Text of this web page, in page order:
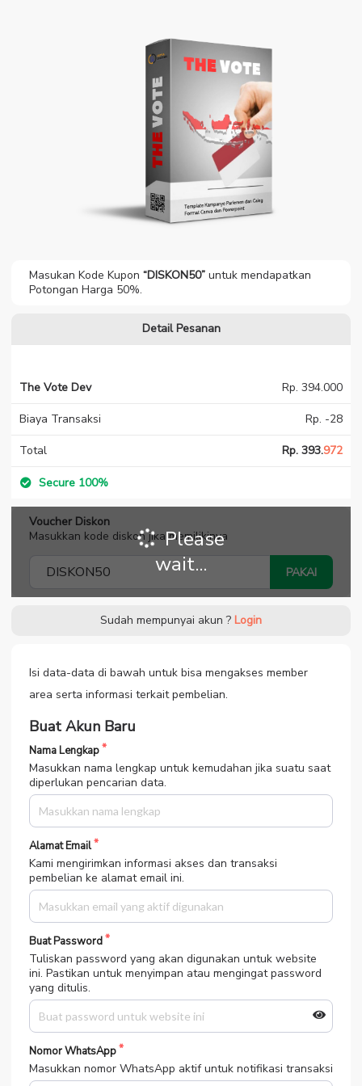
Masukan Kode Kupon “DISKON50” untuk mendapatkan
Potongan Harga 50%.
Detail Pesanan
The Vote Dev Rp. 394.000
Biaya Transaksi Rp. -28
Total Rp. 393.972
Secure 100%
Voucher Diskon
Masukkan kode diskon jika memilikinya
PAKAI
Please
wait...
Sudah mempunyai akun ? Login
Isi data-data di bawah untuk bisa mengakses member
area serta informasi terkait pembelian.
Buat Akun Baru
Nama Lengkap
Masukkan nama lengkap untuk kemudahan jika suatu saat
diperlukan pencarian data.
Alamat Email
Kami mengirimkan informasi akses dan transaksi
pembelian ke alamat email ini.
Buat Password
Tuliskan password yang akan digunakan untuk website
ini. Pastikan untuk menyimpan atau mengingat password
yang ditulis.
Nomor WhatsApp
Masukkan nomor WhatsApp aktif untuk notifikasi transaksi